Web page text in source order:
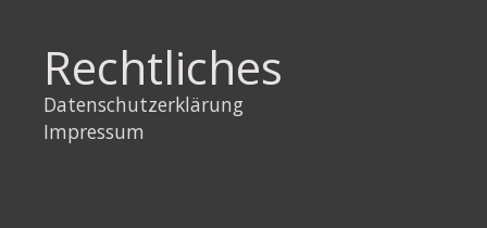
Rechtliches
Datenschutzerklärung
Impressum